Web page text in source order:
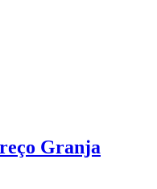
Granja